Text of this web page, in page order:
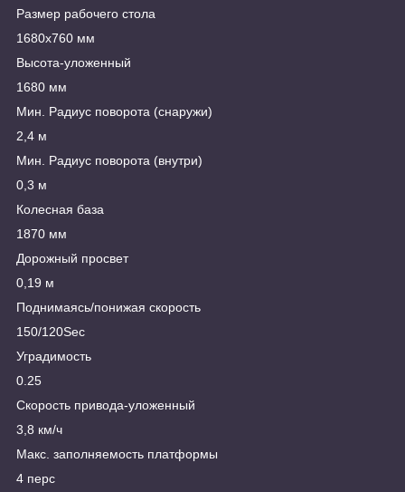
Размер рабочего стола
1680x760 мм
Высота-уложенный
1680 мм
Мин. Радиус поворота (снаружи)
2,4 м
Мин. Радиус поворота (внутри)
0,3 м
Колесная база
1870 мм
Дорожный просвет
0,19 м
Поднимаясь/понижая скорость
150/120Sec
Уградимость
0.25
Скорость привода-уложенный
3,8 км/ч
Макс. заполняемость платформы
4 перс